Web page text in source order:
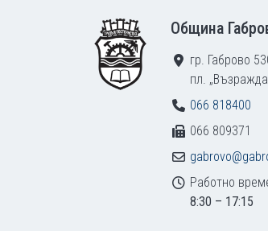
Община
гр. Габрово
пл.
066 818400
066 809371
Работно
8:30 – 17:15